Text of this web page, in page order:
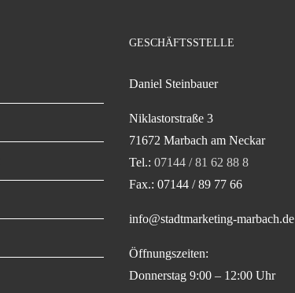
GESCHÄFTSSTELLE
Daniel Steinbauer
Niklastorstraße 3
71672 Marbach am Neckar
Tel.: 07144 / 81 62 88 8
Fax.: 07144 / 89 77 66
info@stadtmarketing-marbach.de
Öffnungszeiten:
Donnerstag 9:00 – 12:00 Uhr